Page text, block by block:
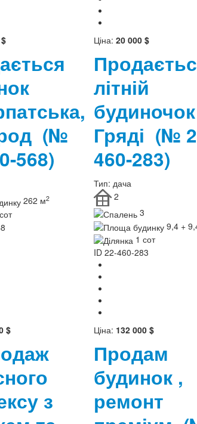
(№
568)
262 м2
Ціна: 20 000 $
літній
Гряді (№
460-283)
Тип: дача
2
3
9,4 +
1 сот
ID 22-460-283
$
з
Ціна: 132 000 $
Продам
будинок ,
ремонт